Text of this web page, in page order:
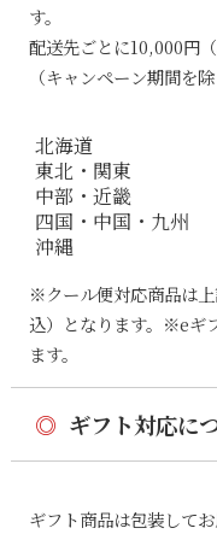
す。
配送先ごとに10,000円
（キャンペーン期間を除
北海道
東北・関東
中部・近畿
四国・中国・九州
沖縄
※クール便対応商品は
込）となります。※eギ
ます。
◎ ギフト対応に
ギフト商品は包装してお